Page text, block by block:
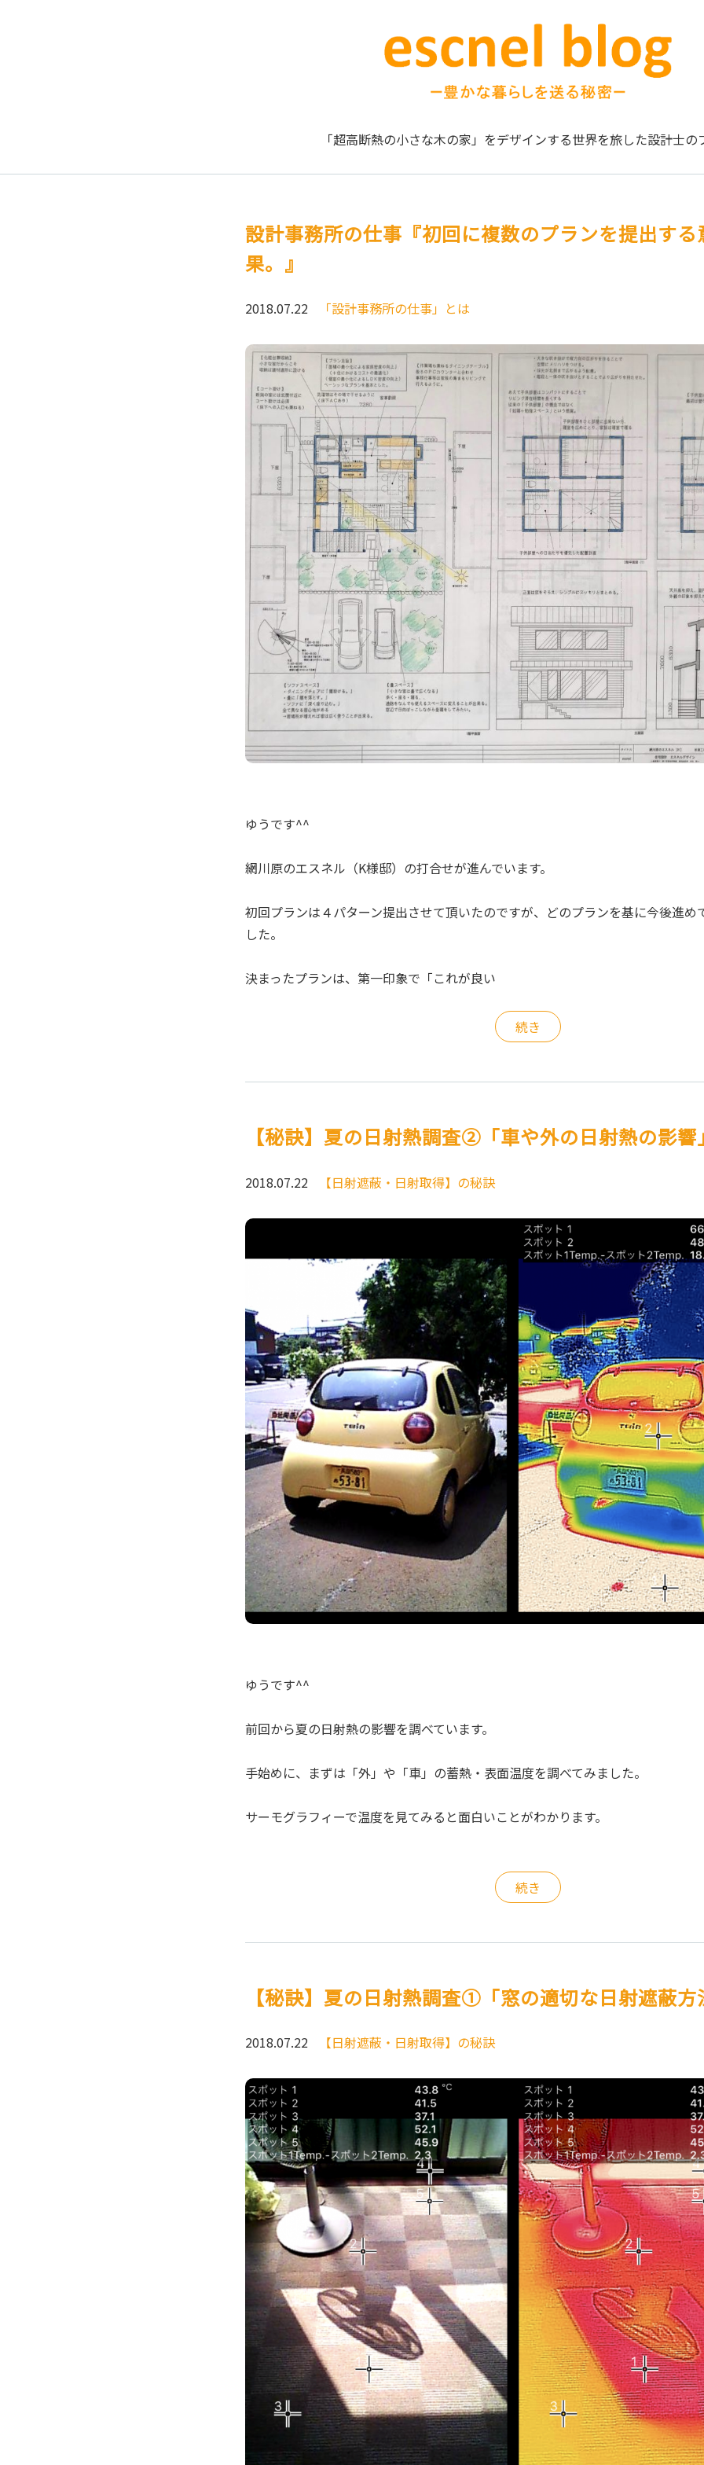
「超高断熱の小さな木の家」をデザインする世界を旅した設計士の
設計事務所の仕事『初回に複数のプランを提出する
果。』
2018.07.22 「設計事務所の仕事」とは
ゆうです^^
網川原のエスネル（K様邸）の打合せが進んでいます。
初回プランは４パターン提出させて頂いたのですが、どのプランを基に今後進め
した。
決まったプランは、第一印象で「これが良い
続き
【秘訣】夏の日射熱調査②「車や外の日射熱の影響
2018.07.22 【日射遮蔽・日射取得】の秘訣
ゆうです^^
前回から夏の日射熱の影響を調べています。
手始めに、まずは「外」や「車」の蓄熱・表面温度を調べてみました。
サーモグラフィーで温度を見てみると面白いことがわかります。
続き
【秘訣】夏の日射熱調査①「窓の適切な日射遮蔽
2018.07.22 【日射遮蔽・日射取得】の秘訣